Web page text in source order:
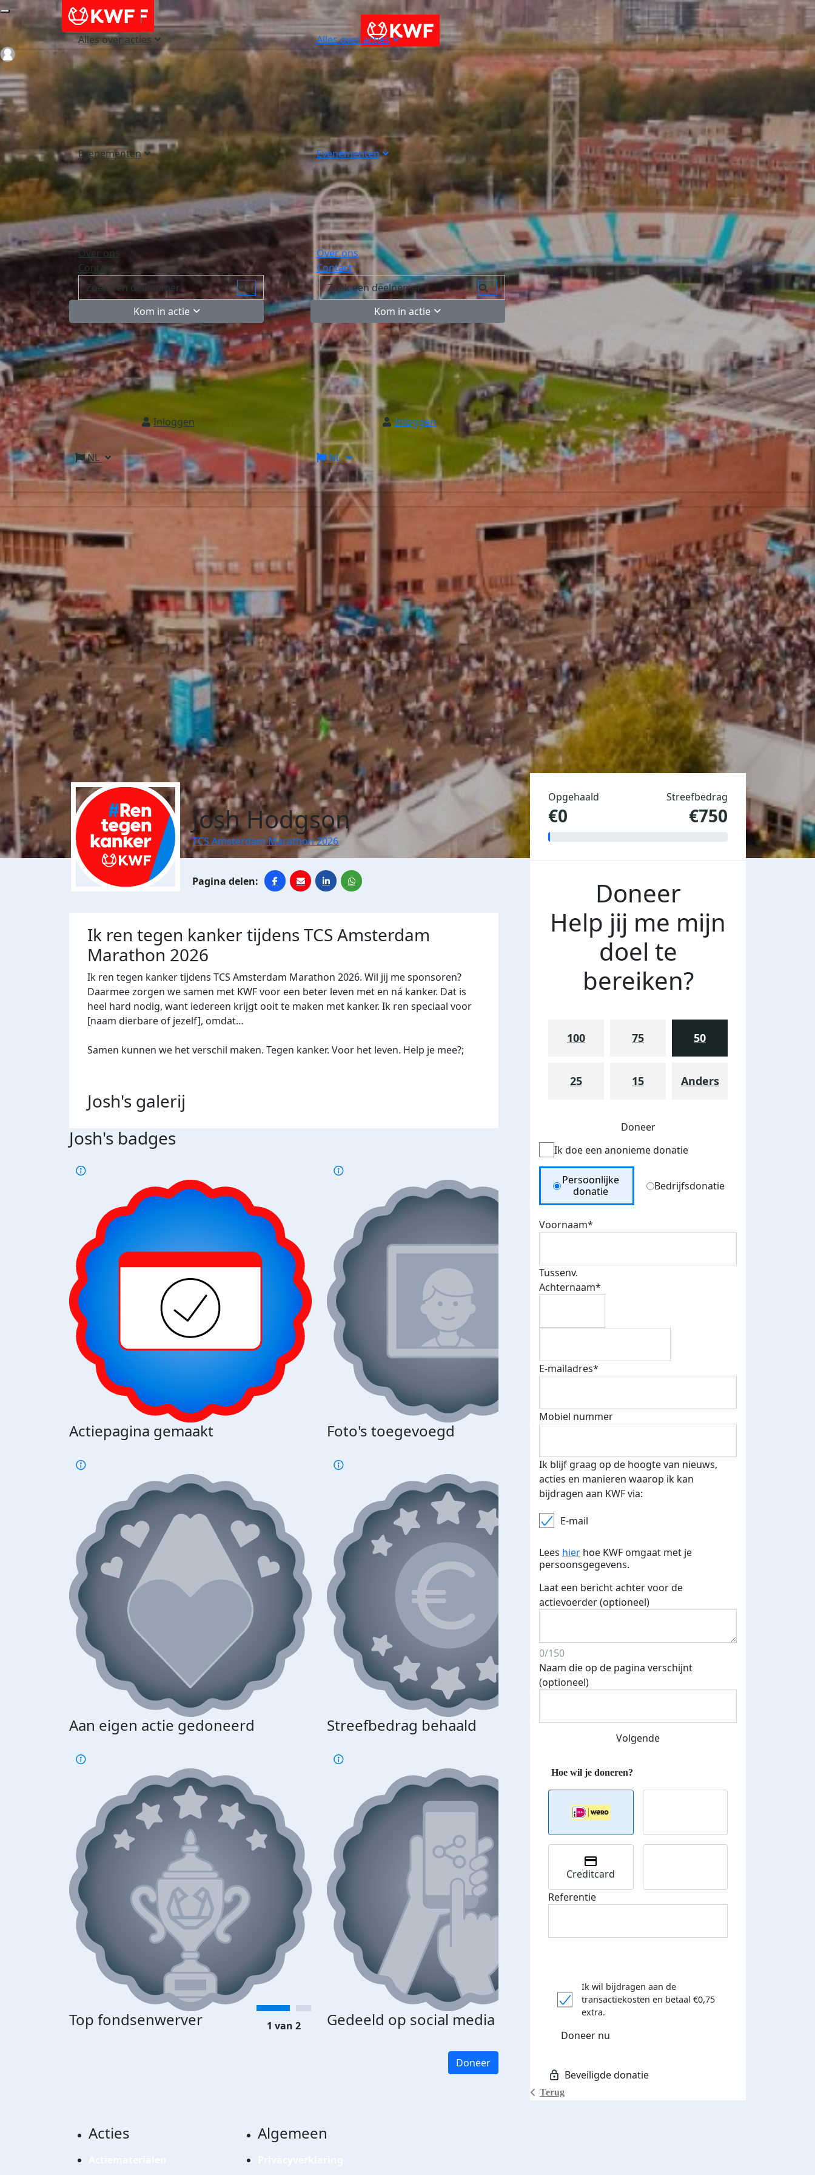
Alles over acties
Evenementen
Over ons
Contact
Kom in actie
Inloggen
NL
Alles over acties
Evenementen
Over ons
Contact
Kom in actie
Inloggen
NL
Login
Josh Hodgson
TCS Amsterdam Marathon 2026
Ik ren tegen kanker tijdens TCS Amsterdam
Marathon 2026
Ik ren tegen kanker tijdens TCS Amsterdam Marathon 2026. Wil jij me sponsoren?
Daarmee zorgen we samen met KWF voor een beter leven met en ná kanker. Dat is
heel hard nodig, want iedereen krijgt ooit te maken met kanker. Ik ren speciaal voor
[naam dierbare of jezelf], omdat…
Samen kunnen we het verschil maken. Tegen kanker. Voor het leven. Help je mee?;
Josh's galerij
Josh's badges
Actiepagina gemaakt Foto's toegevoegd E-mails verstuurd
Aan eigen actie gedoneerd Streefbedrag behaald Streefbedrag verhoogd
Top fondsenwerver Gedeeld op social media Donateurs bedankt
€500 euro opgehaald: t-shirt
1 van 2
Doneer
Opgehaald
€0
Streefbedrag
€750
Doneer
Help jij me mijn
doel te
bereiken?
100 75 50
25 15 Anders
Doneer
Ik doe een anonieme donatie
Donation Type
Persoonlijke
donatie
Bedrijfsdonatie
Voornaam*
Tussenv.
Achternaam*
E-mailadres*
Mobiel nummer
Ik blijf graag op de hoogte van nieuws,
acties en manieren waarop ik kan
bijdragen aan KWF via:
E-mail
Lees hier hoe KWF omgaat met je
persoonsgegevens.
Laat een bericht achter voor de
actievoerder (optioneel)
0/150
Naam die op de pagina verschijnt
(optioneel)
Volgende
Terug
Creditcard
Referentie
Ik wil bijdragen aan de
transactiekosten en betaal €0,75
extra.
Doneer nu
Acties Algemeen